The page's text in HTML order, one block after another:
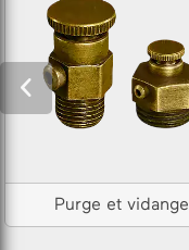
Purge et vidange